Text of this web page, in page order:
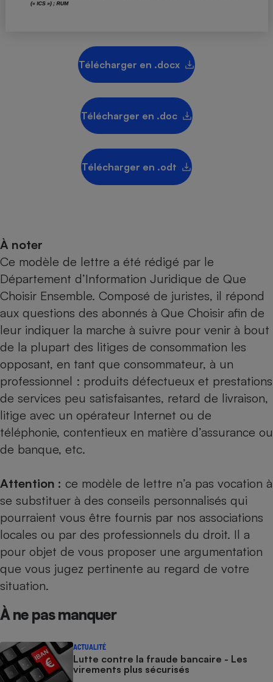
Télécharger en .docx
Télécharger en .doc
Télécharger en .odt
À noter
Ce modèle de lettre a été rédigé par le
Département d’Information Juridique de Que
Choisir Ensemble. Composé de juristes, il répond
aux questions des abonnés à Que Choisir afin de
leur indiquer la marche à suivre pour venir à bout
de la plupart des litiges de consommation les
opposant, en tant que consommateur, à un
professionnel : produits défectueux et prestations
de services peu satisfaisantes, retard de livraison,
litige avec un opérateur Internet ou de
téléphonie, contentieux en matière d’assurance ou
de banque, etc.
Attention : ce modèle de lettre n’a pas vocation à
se substituer à des conseils personnalisés qui
pourraient vous être fournis par nos associations
locales ou par des professionnels du droit. Il a
pour objet de vous proposer une argumentation
que vous jugez pertinente au regard de votre
situation.
À ne pas manquer
ACTUALITÉ
Lutte contre la fraude bancaire - Les
virements plus sécurisés
Climatiseur -
Ventilateur
Cafetière à expressos
Robot ménager
Ventilateur